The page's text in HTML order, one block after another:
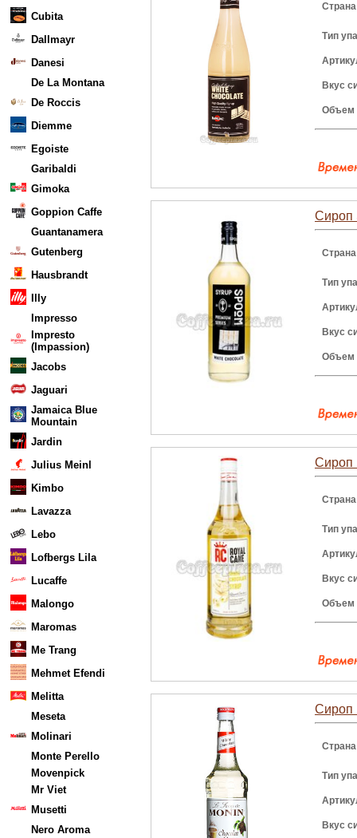
Cubita
Dallmayr
Danesi
De La Montana
De Roccis
Diemme
Egoiste
Garibaldi
Gimoka
Goppion Caffe
Guantanamera
Gutenberg
Hausbrandt
Illy
Impresso
Impresto
(Impassion)
Jacobs
Jaguari
Jamaica Blue
Mountain
Jardin
Julius Meinl
Kimbo
Lavazza
Lebo
Lofbergs Lila
Lucaffe
Malongo
Maromas
Me Trang
Mehmet Efendi
Melitta
Meseta
Molinari
Monte Perello
Movenpick
Mr Viet
Musetti
Nero Aroma
Тип
Вкус
Объем
Сироп
Тип
Вкус
Объем
Сироп
Тип
Вкус
Объем
Сироп
Тип
Вкус